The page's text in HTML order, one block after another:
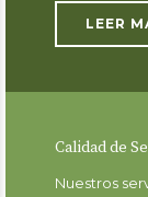
LEER
Calidad de
Nuestros